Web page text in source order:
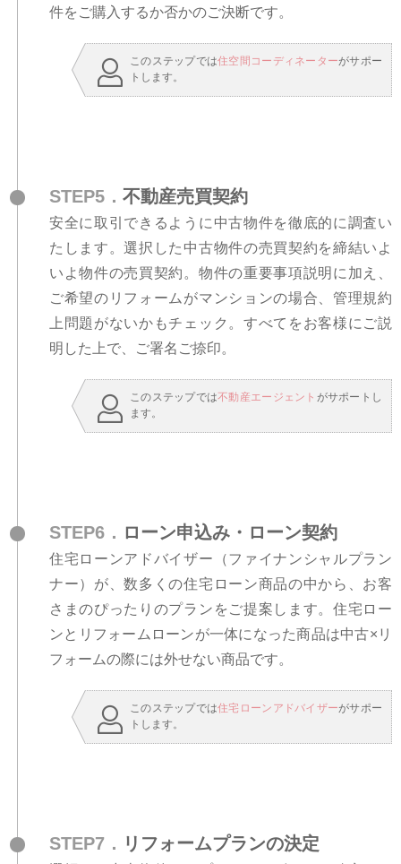
件をご購入するか否かのご決断です。
このステップでは住空間コーディネーターがサポー
トします。
STEP5． 不動産売買契約
安全に取引できるように中古物件を徹底的に調査い
たします。選択した中古物件の売買契約を締結いよ
いよ物件の売買契約。物件の重要事項説明に加え、
ご希望のリフォームがマンションの場合、管理規約
上問題がないかもチェック。すべてをお客様にご説
明した上で、ご署名ご捺印。
このステップでは不動産エージェント がサポートし
ます。
STEP6． ローン申込み・ローン契約
住宅ローンアドバイザー（ファイナンシャルプラン
ナー）が、数多くの住宅ローン商品の中から、お客
さまのぴったりのプランをご提案します。住宅ロー
ンとリフォームローンが一体になった商品は中古×リ
フォームの際には外せない商品です。
このステップでは住宅ローンアドバイザーがサポー
トします。
STEP7． リフォームプランの決定